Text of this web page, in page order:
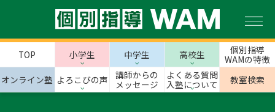
TOP 小学生 中学生 高校生
個別指導
WAMの特徴
オンライン塾 よろこびの声
講師からの
メッセージ
よくある質問
入塾について
教室検索